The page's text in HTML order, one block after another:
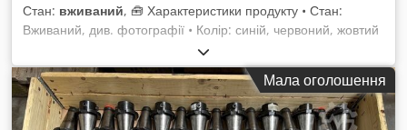
Стан: вживаний, 🧰 Характеристики продукту • Стан:
Вживаний, див. фотографії • Колір: синій, червоний, жовтий
• Зовнішні розміри без труб: 145 × 145 × 16 см • Внутрішні
розміри: 128 × 128 см • Висота з трубами: приблизно 140 см
і 160 см • Довжина труб: приблизно 130 см і 150 см •
Діаметр труб: 35 мм • Максимальне навантаження: 500 кг •
Можливість штабелювання: Так 💰 Ціна: 39 євро нетто, без
Мала оголошення